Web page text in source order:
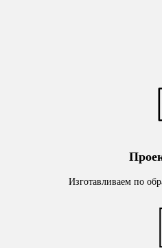
Изготавливаем по